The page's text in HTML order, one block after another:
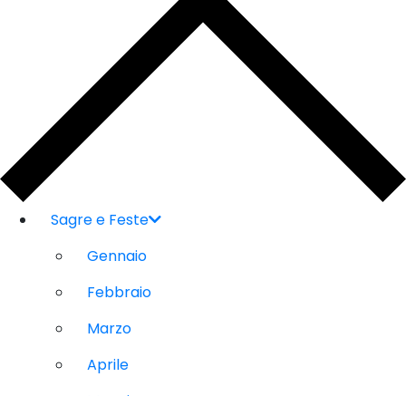
Sagre e Feste
Gennaio
Febbraio
Marzo
Aprile